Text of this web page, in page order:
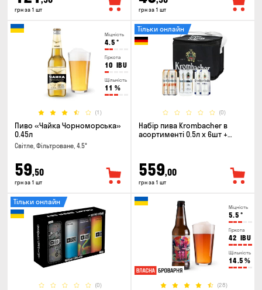
грн за 1 шт грн за 1 шт
Міцність
4.5 °
Гіркота
10 IBU
Щільність
11 %
(1)
Пиво «Чайка Чорноморська»
0.45л
Світле, Фільтроване, 4.5°
59,50
грн за 1 шт
(0)
Тільки онлайн
Набір пива Krombacher в
асортименті 0.5л х 6шт +
559,00
грн за 1 шт
(0)
Тільки онлайн
Міцність
5.5 °
Гіркота
42 IBU
Щільність
14.5 %
(28)